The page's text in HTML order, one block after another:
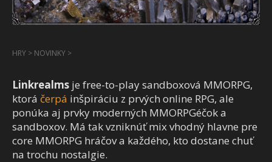
HRY > NOVINKY >
Linkrealms je free-to-play sandboxová MMORPG,
ktorá čerpá inšpiráciu z prvých online RPG, ale
ponúka aj prvky moderných MMORPGéčok a
sandboxov. Má tak vzniknúť mix vhodný hlavne pre
core MMORPG hráčov a každého, kto dostane chuť
na trochu nostalgie.